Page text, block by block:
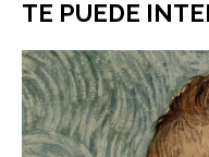
TE PUEDE